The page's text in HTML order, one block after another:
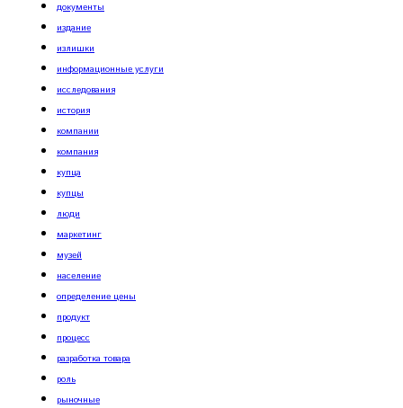
документы
издание
излишки
информационные услуги
исследования
история
компании
компания
купца
купцы
люди
маркетинг
музей
население
определение цены
продукт
процесс
разработка товара
роль
рыночные